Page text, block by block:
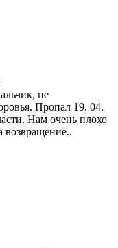
не
Пропал 19. 04.
Нам очень плохо
возвращение..